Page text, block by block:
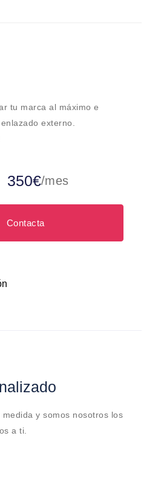
tu marca al máximo e
externo.
350€/mes
Contacta
y somos nosotros los
a ti.